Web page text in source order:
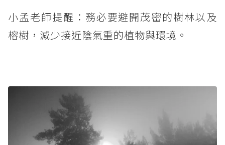
小孟老師提醒：務必要避開茂密的樹林以及
榕樹，減少接近陰氣重的植物與環境。